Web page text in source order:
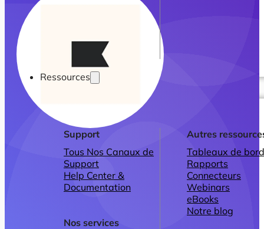
Ressources
Support
Tous Nos Canaux de
Support
Help Center &
Documentation
Nos services
Autres
Tableaux de
Rapports
Connecteurs
Webinars
eBooks
Notre blog